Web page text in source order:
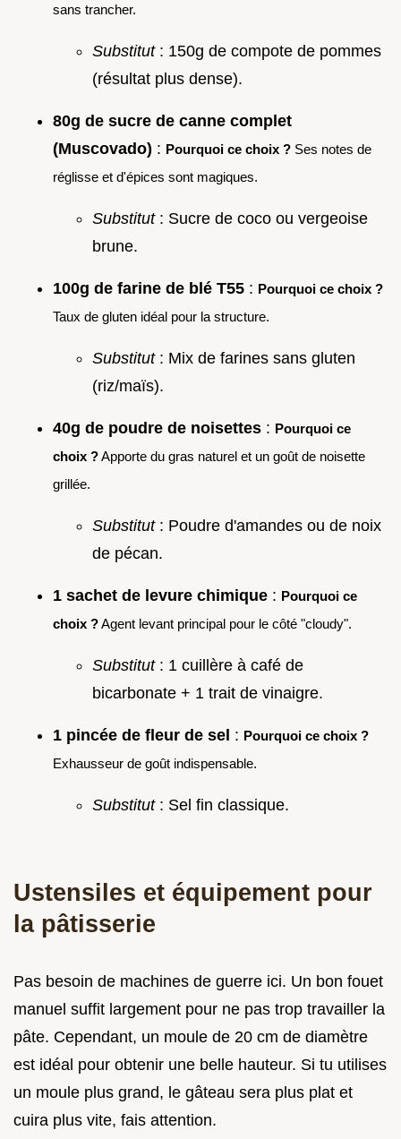
sans trancher.
Substitut: 150g de compote de pommes
(résultat plus dense).
80g de sucre de canne complet
(Muscovado) : Pourquoi ce choix ? Ses notes de
réglisse et d'épices sont magiques.
Substitut: Sucre de coco ou vergeoise
brune.
100g de farine de blé T55 : Pourquoi ce choix ?
Taux de gluten idéal pour la structure.
Substitut: Mix de farines sans gluten
(riz/maïs).
40g de poudre de noisettes : Pourquoi ce
choix ?Apporte du gras naturel et un goût de noisette
grillée.
Substitut: Poudre d'amandes ou de noix
de pécan.
1 sachet de levure chimique : Pourquoi ce
choix ?Agent levant principal pour le côté "cloudy".
Substitut: 1 cuillère à café de
bicarbonate + 1 trait de vinaigre.
1 pincée de fleur de sel : Pourquoi ce choix ?
Exhausseur de goût indispensable.
Substitut: Sel fin classique.
Ustensiles et équipement pour
la pâtisserie
Pas besoin de machines de guerre ici. Un bon fouet
manuel suffit largement pour ne pas trop travailler la
pâte. Cependant, un moule de 20 cm de diamètre
est idéal pour obtenir une belle hauteur. Si tu utilises
un moule plus grand, le gâteau sera plus plat et
cuira plus vite, fais attention.